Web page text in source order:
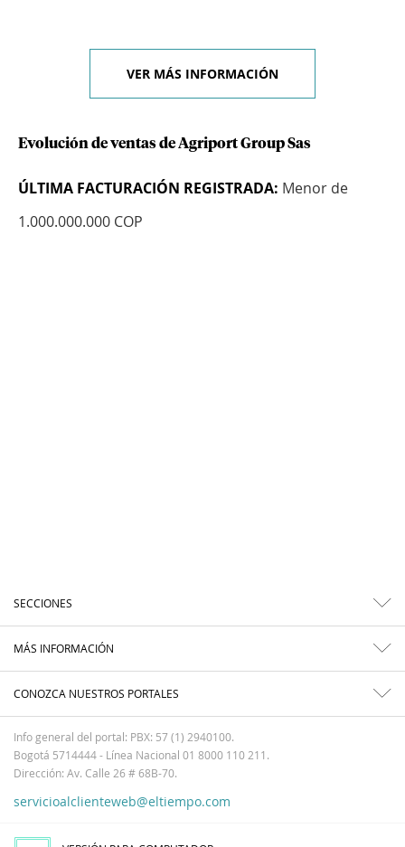
VER MÁS INFORMACIÓN
Evolución de ventas de Agriport Group Sas
ÚLTIMA FACTURACIÓN REGISTRADA: Menor de
1.000.000.000 COP
SECCIONES
MÁS INFORMACIÓN
CONOZCA NUESTROS PORTALES
Info general del portal: PBX: 57 (1) 2940100.
Bogotá 5714444 - Línea Nacional 01 8000 110 211.
Dirección: Av. Calle 26 # 68B-70.
servicioalclienteweb@eltiempo.com